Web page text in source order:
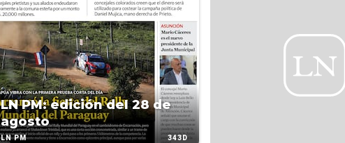
LN PM: edición del 28 de
agosto
LN PM 343D